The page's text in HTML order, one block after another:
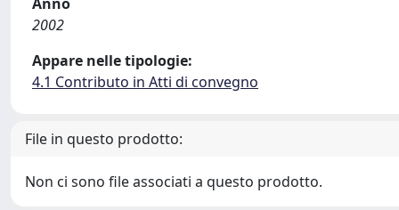
2002
Appare nelle tipologie:
4.1 Contributo in Atti di convegno
File in questo prodotto:
Non ci sono file associati a questo prodotto.